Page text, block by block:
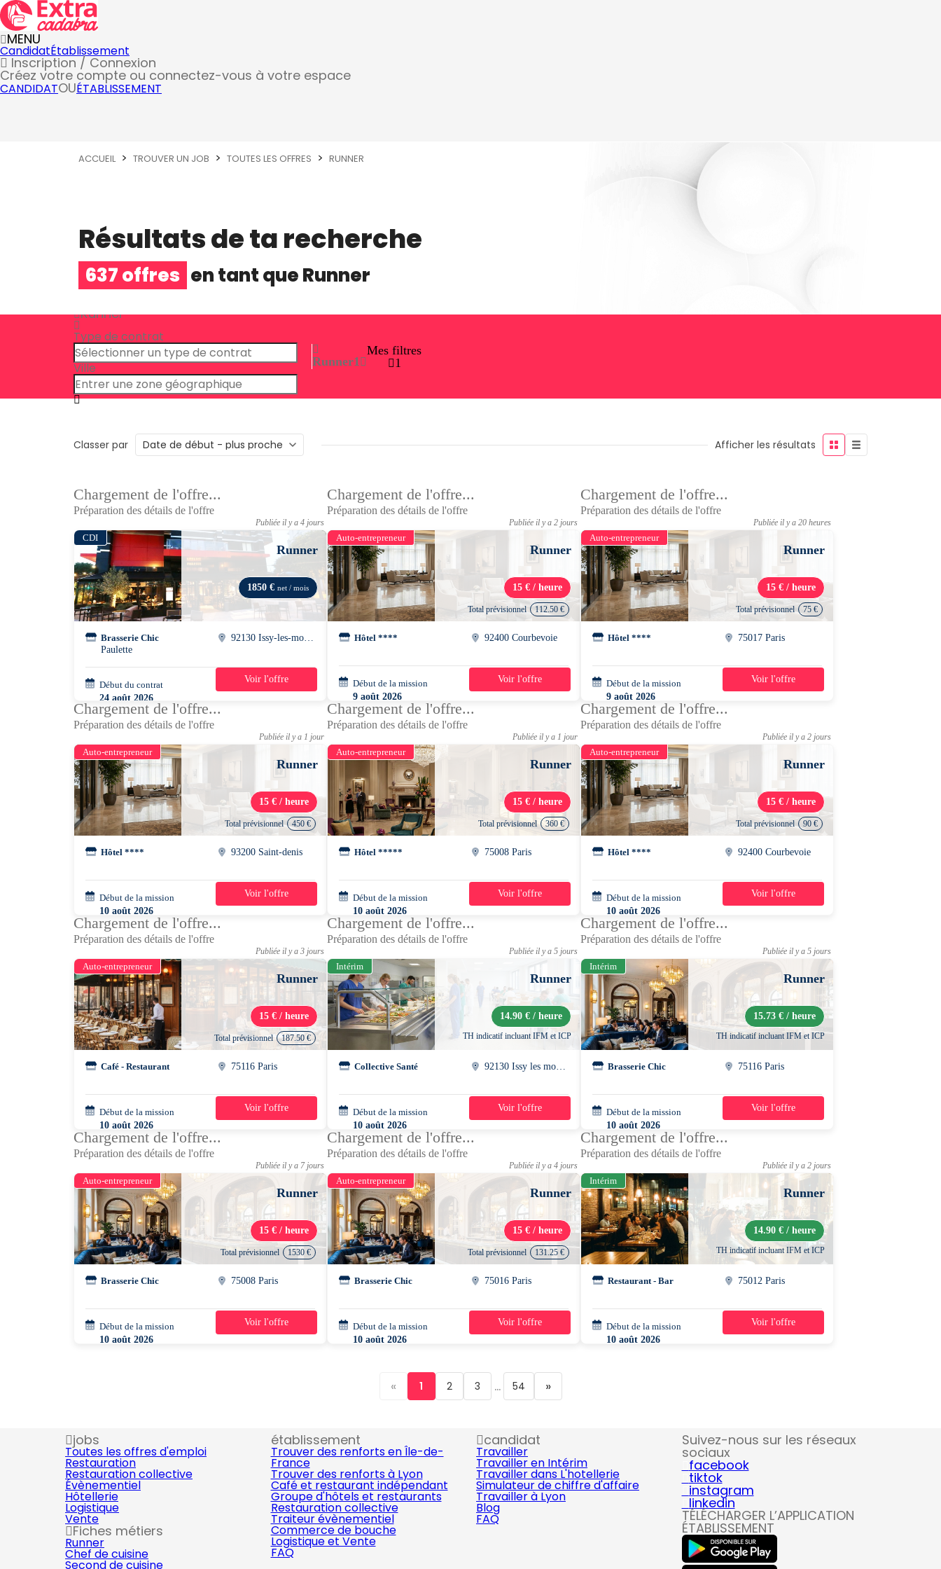
MENU
CandidatÉtablissement
Inscription / Connexion
Créez votre compte ou connectez-vous à votre espace
CANDIDATOUÉTABLISSEMENT
ACCUEIL TROUVER UN JOB TOUTES LES OFFRES RUNNER
Résultats de ta recherche
637 offres en tant queRunner
Runner
Type de contrat
Ville
Runner1
Mes filtres
1
Classer par Afficher les résultats
Chargement de l'offre...
Préparation des détails de l'offre
Publiée il y a 4 jours
CDI
Runner
1850 € net / mois
Brasserie Chic
Paulette
Début du contrat
24 août 2026
42h/semaine
Voir l'offre
Chargement de l'offre...
Préparation des détails de l'offre
Publiée il y a 2 jours
Auto-entrepreneur
Runner
15 € / heure
Total prévisionnel 112.50 €
Hôtel **** 92400 Courbevoie
Début de la mission
9 août 2026
15h30 - 23h45
1 jour
Voir l'offre
Chargement de l'offre...
Préparation des détails de l'offre
Publiée il y a 20 heures
Auto-entrepreneur
Runner
15 € / heure
Total prévisionnel 75 €
Hôtel **** 75017 Paris
Début de la mission
9 août 2026
18h00 - 23h00
1 jour
Voir l'offre
Chargement de l'offre...
Préparation des détails de l'offre
Publiée il y a 1 jour
Auto-entrepreneur
Runner
15 € / heure
Total prévisionnel 450 €
Hôtel **** 93200 Saint-denis
Début de la mission
10 août 2026
06h00 - 12h00
5 jours
Voir l'offre
Chargement de l'offre...
Préparation des détails de l'offre
Publiée il y a 1 jour
Auto-entrepreneur
Runner
15 € / heure
Total prévisionnel 360 €
Hôtel ***** 75008 Paris
Début de la mission
10 août 2026
06h30 - 15h00
5 jours
Voir l'offre
Chargement de l'offre...
Préparation des détails de l'offre
Publiée il y a 2 jours
Auto-entrepreneur
Runner
15 € / heure
Total prévisionnel 90 €
Hôtel **** 92400 Courbevoie
Début de la mission
10 août 2026
07h00 - 13h00
1 jour
Voir l'offre
Chargement de l'offre...
Préparation des détails de l'offre
Publiée il y a 3 jours
Auto-entrepreneur
Runner
15 € / heure
Total prévisionnel 187.50 €
Café - Restaurant 75116 Paris
Début de la mission
10 août 2026
09h00 - 16h00
2 jours
Voir l'offre
Chargement de l'offre...
Préparation des détails de l'offre
Publiée il y a 5 jours
Intérim
Runner
14.90 € / heure
TH indicatif incluant IFM et ICP
Collective Santé
Début de la mission
10 août 2026
11h30 - 15h30
2 semaines
Voir l'offre
Chargement de l'offre...
Préparation des détails de l'offre
Publiée il y a 5 jours
Intérim
Runner
15.73 € / heure
TH indicatif incluant IFM et ICP
Brasserie Chic 75116 Paris
Début de la mission
10 août 2026
12h00 - 18h00
1 jour
Voir l'offre
Chargement de l'offre...
Préparation des détails de l'offre
Publiée il y a 7 jours
Auto-entrepreneur
Runner
15 € / heure
Total prévisionnel 1530 €
Brasserie Chic 75008 Paris
Début de la mission
10 août 2026
3 semaines
Voir l'offre
Chargement de l'offre...
Préparation des détails de l'offre
Publiée il y a 4 jours
Auto-entrepreneur
Runner
15 € / heure
Total prévisionnel 131.25 €
Brasserie Chic 75016 Paris
Début de la mission
10 août 2026
1 jour
Voir l'offre
Chargement de l'offre...
Préparation des détails de l'offre
Publiée il y a 2 jours
Intérim
Runner
14.90 € / heure
TH indicatif incluant IFM et ICP
Restaurant - Bar 75012 Paris
Début de la mission
10 août 2026
1 jour
Voir l'offre
« 1 2 3 ... 54 »
jobs
Toutes les offres d'emploi
Restauration
Restauration collective
Évènementiel
Hôtellerie
Logistique
Vente
Fiches métiers
Runner
Chef de cuisine
Second de cuisine
établissement
Trouver des renforts en Île-de-
France
Trouver des renforts à Lyon
Café et restaurant indépendant
Groupe d'hôtels et restaurants
Restauration collective
Traiteur évènementiel
Commerce de bouche
Logistique et Vente
FAQ
candidat
Travailler
Travailler en Intérim
Travailler dans L'hotellerie
Simulateur de chiffre d'affaire
Travailler à Lyon
Blog
FAQ
Suivez-nous sur les réseaux
sociaux
facebook
tiktok
instagram
linkedin
TÉLÉCHARGER L’APPLICATION
ÉTABLISSEMENT